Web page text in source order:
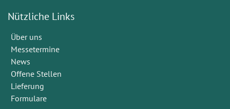
Nützliche Links
Über uns
Messetermine
News
Offene Stellen
Lieferung
Formulare